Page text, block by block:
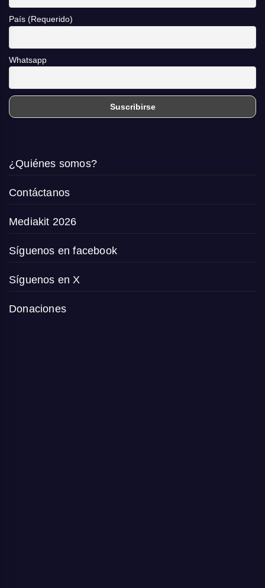
País (Requerido)
Whatsapp
¿Quiénes somos?
Contáctanos
Mediakit 2026
Síguenos en facebook
Síguenos en X
Donaciones